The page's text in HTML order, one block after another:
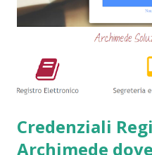
abbiamo deciso di creare
frattempo, se volete potete
guide => Come accedere a
segnalati al Crif - Prest...
Credenziali
Archimede